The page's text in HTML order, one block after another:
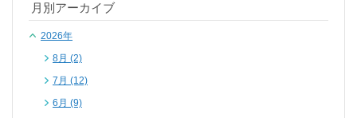
月別アーカイブ
2026年
8月 (2)
7月 (12)
6月 (9)